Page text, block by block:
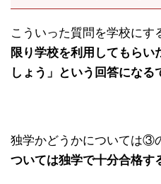
こういった質問を学校にす
限り学校を利用してもらい
しょう」という回答になる
独学かどうかについては③
ついては独学で十分合格す